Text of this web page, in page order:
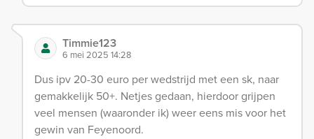
Timmie123
6 mei 2025 14:28
Dus ipv 20-30 euro per wedstrijd met een sk, naar
gemakkelijk 50+. Netjes gedaan, hierdoor grijpen
veel mensen (waaronder ik) weer eens mis voor het
gewin van Feyenoord.